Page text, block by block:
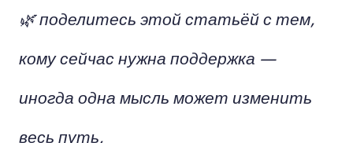
🌿 поделитесь этой статьёй с тем,
кому сейчас нужна поддержка —
иногда одна мысль может изменить
весь путь,